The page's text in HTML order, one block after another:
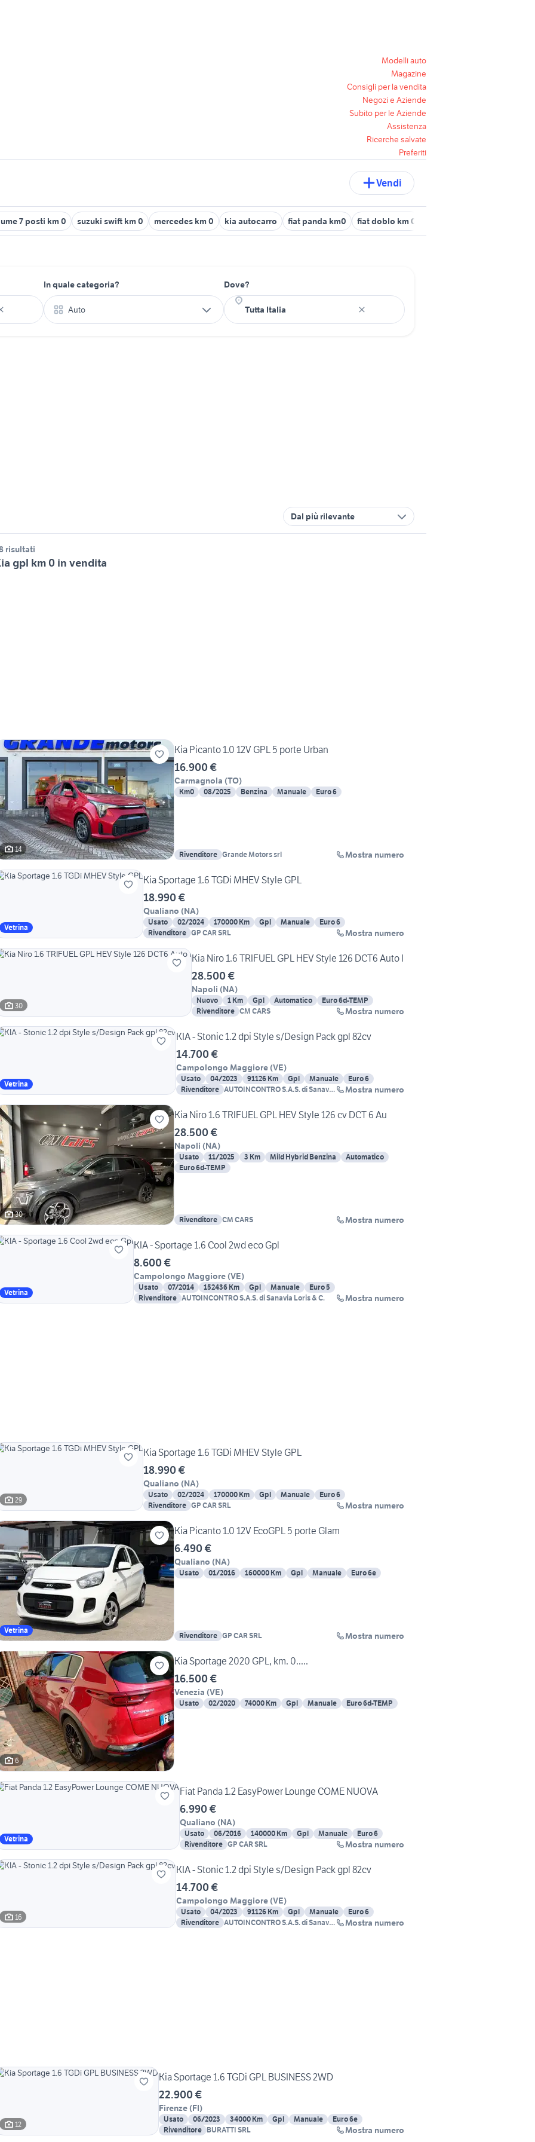
Modelli auto
Magazine
Consigli per la vendita
Negozi e Aziende
Subito per le Aziende
Assistenza
Ricerche salvate
Preferiti
Vendi
7 posti km 0 suzuki swift km 0 mercedes km 0 kia autocarro fiat panda km0 fiat doblo km 0
In quale categoria?
Auto
Dove?
Dal più rilevante
risultati
gpl km 0 in vendita
14
Kia Picanto 1.0 12V GPL 5 porte Urban
16.900 €
Carmagnola (TO)
Km0 08/2025 Benzina Manuale Euro 6
Rivenditore Grande Motors srl Mostra numero
Vetrina
Kia Sportage 1.6 TGDi MHEV Style GPL
18.990 €
Qualiano (NA)
Usato 02/2024 170000 Km Gpl Manuale
Euro 6
Rivenditore GP CAR SRL Mostra numero
30
Kia Niro 1.6 TRIFUEL GPL HEV Style 126 DCT6 Auto I
28.500 €
Napoli (NA)
Nuovo 1 Km Gpl Automatico
Euro 6d-TEMP
Rivenditore CM CARS Mostra numero
Vetrina
KIA - Stonic 1.2 dpi Style s/Design Pack gpl 82cv
14.700 €
Campolongo Maggiore (VE)
Usato 04/2023 91126 Km Gpl Manuale
Euro 6
Rivenditore AUTOINCONTRO S.A.S. di Sanavia
Mostra numero
30
Kia Niro 1.6 TRIFUEL GPL HEV Style 126 cv DCT 6 Au
28.500 €
Napoli (NA)
Usato 11/2025 3 Km Mild Hybrid Benzina
Automatico
Euro 6d-TEMP
Rivenditore CM CARS Mostra numero
Vetrina
KIA - Sportage 1.6 Cool 2wd eco Gpl
8.600 €
Campolongo Maggiore (VE)
Usato 07/2014 152436 Km Gpl Manuale
Euro 5
Rivenditore AUTOINCONTRO S.A.S. di Sanavia Loris & C. Mostra numero
29
Kia Sportage 1.6 TGDi MHEV Style GPL
18.990 €
Qualiano (NA)
Usato 02/2024 170000 Km Gpl Manuale
Euro 6
Rivenditore GP CAR SRL Mostra numero
Vetrina
Kia Picanto 1.0 12V EcoGPL 5 porte Glam
6.490 €
Qualiano (NA)
Usato 01/2016 160000 Km Gpl Manuale Euro 6e
Rivenditore GP CAR SRL Mostra numero
6
Kia Sportage 2020 GPL, km. 0.....
16.500 €
Venezia (VE)
Usato 02/2020 74000 Km Gpl Manuale Euro 6d-TEMP
Vetrina
Fiat Panda 1.2 EasyPower Lounge COME NUOVA
6.990 €
Qualiano (NA)
Usato 06/2016 140000 Km Gpl Manuale
Euro 6
Rivenditore GP CAR SRL Mostra numero
16
KIA - Stonic 1.2 dpi Style s/Design Pack gpl 82cv
14.700 €
Campolongo Maggiore (VE)
Usato 04/2023 91126 Km Gpl Manuale
Euro 6
Rivenditore AUTOINCONTRO S.A.S. di Sanavia
Mostra numero
12
Kia Sportage 1.6 TGDi GPL BUSINESS 2WD
22.900 €
Firenze (FI)
Usato 06/2023 34000 Km Gpl Manuale
Euro 6e
Rivenditore BURATTI SRL Mostra numero